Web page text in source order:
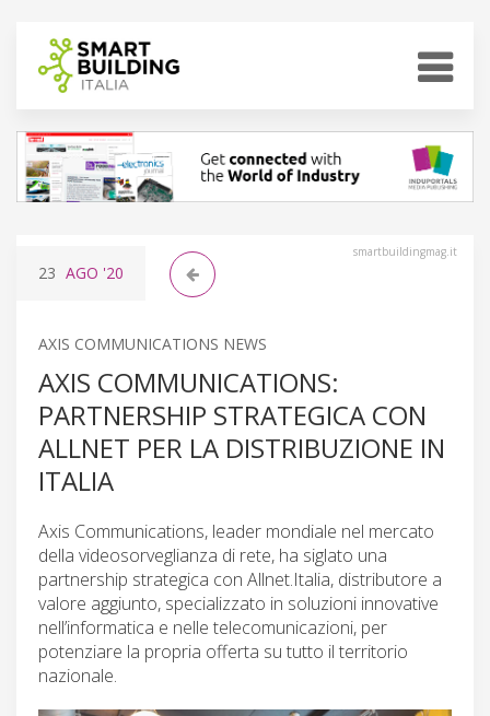
smartbuildingmag.it
23 AGO '20
AXIS COMMUNICATIONS NEWS
AXIS COMMUNICATIONS:
PARTNERSHIP STRATEGICA CON
ALLNET PER LA DISTRIBUZIONE IN
ITALIA
Axis Communications, leader mondiale nel mercato
della videosorveglianza di rete, ha siglato una
partnership strategica con Allnet.Italia, distributore a
valore aggiunto, specializzato in soluzioni innovative
nell’informatica e nelle telecomunicazioni, per
potenziare la propria offerta su tutto il territorio
nazionale.